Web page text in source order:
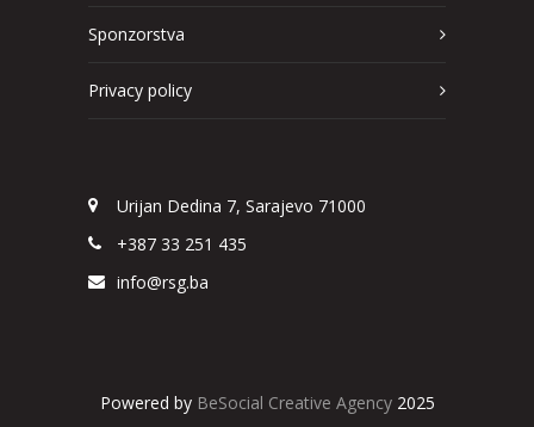
Sponzorstva
Privacy policy
Urijan Dedina 7, Sarajevo 71000
+387 33 251 435
info@rsg.ba
Powered by BeSocial Creative Agency2025